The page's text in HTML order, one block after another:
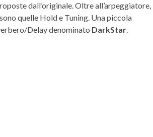
dall’originale. Oltre all’arpeggiatore,
quelle Hold e Tuning. Una piccola
Delay denominato DarkStar.